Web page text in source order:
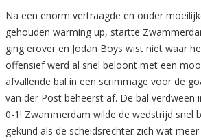
Na een enorm vertraagde en onder
gehouden warming up, startte
ging erover en Jodan Boys wist niet waar
offensief werd al snel beloont met een
afvallende bal in een scrimmage voor de
van der Post beheerst af. De bal verdween
0-1! Zwammerdam wilde de wedstrijd snel
gekund als de scheidsrechter zich wat